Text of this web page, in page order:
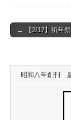
Post← 【2/17】祈年祭
昭和八年創刊